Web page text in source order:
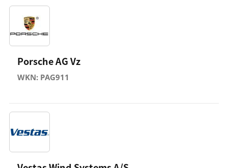
Porsche AG Vz
WKN: PAG911